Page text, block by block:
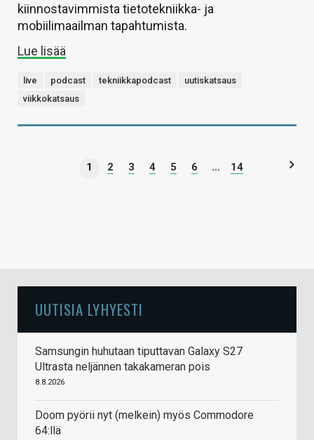
kiinnostavimmista tietotekniikka- ja
mobiilimaailman tapahtumista.
Lue lisää
live podcast tekniikkapodcast
uutiskatsaus
viikkokatsaus
1 2 3 4 5 6 ... 14
UUTISIA LYHYESTI
Samsungin huhutaan tiputtavan Galaxy S27
Ultrasta neljännen takakameran pois
8.8.2026
Doom pyörii nyt (melkein) myös Commodore
64:llä